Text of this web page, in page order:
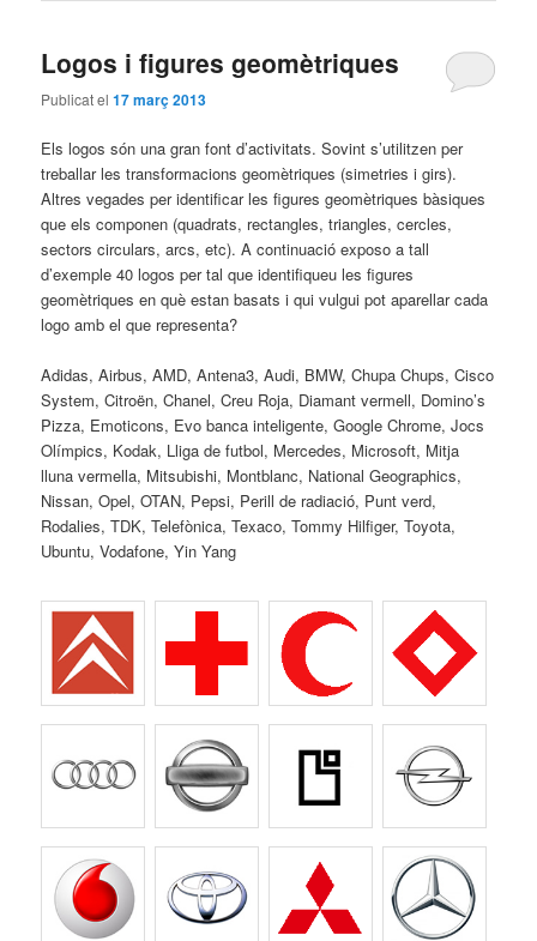
Logos i figures geomètriques
Publicat el17 març 2013
Els logos són una gran font d’activitats. Sovint s’utilitzen per
treballar les transformacions geomètriques (simetries i girs).
Altres vegades per identificar les figures geomètriques bàsiques
que els componen (quadrats, rectangles, triangles, cercles,
sectors circulars, arcs, etc). A continuació exposo a tall
d’exemple 40 logos per tal que identifiqueu les figures
geomètriques en què estan basats i qui vulgui pot aparellar cada
logo amb el que representa?
Adidas, Airbus, AMD, Antena3, Audi, BMW, Chupa Chups, Cisco
System, Citroën, Chanel, Creu Roja, Diamant vermell, Domino’s
Pizza, Emoticons, Evo banca inteligente, Google Chrome, Jocs
Olímpics, Kodak, Lliga de futbol, Mercedes, Microsoft, Mitja
lluna vermella, Mitsubishi, Montblanc, National Geographics,
Nissan, Opel, OTAN, Pepsi, Perill de radiació, Punt verd,
Rodalies, TDK, Telefònica, Texaco, Tommy Hilfiger, Toyota,
Ubuntu, Vodafone, Yin Yang